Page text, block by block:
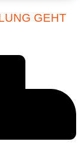
GEHT